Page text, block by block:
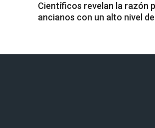
Científicos revelan la razón
ancianos con un alto nivel